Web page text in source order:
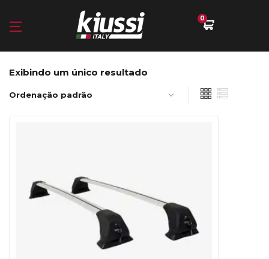
0
Exibindo um único resultado